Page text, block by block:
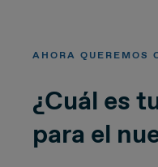
AHORA QUEREMOS
¿Cuál es
para el